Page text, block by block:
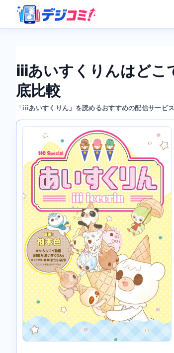
iiiあいすくりんはどこ
底比較
「iiiあいすくりん」を読めるおすすめの配信サービ